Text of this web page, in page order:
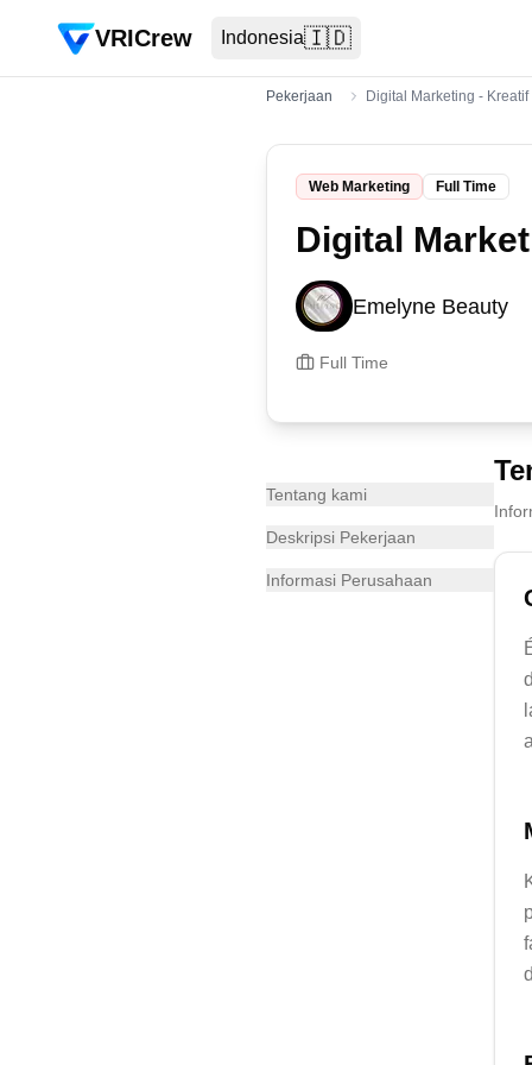
VRICrew Indonesia🇮🇩
Pekerjaan Digital Marketing -
Web Marketing Full Time
Digital
Emelyne Beauty
Full Time
Tentang kami
Deskripsi Pekerjaan
Informasi Perusahaan